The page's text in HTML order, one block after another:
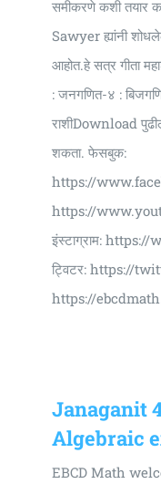
समीकरणे कशी तयार
Sawyer ह्यांनी
आहोत.हे सत्र गीता
: जनगणित-४ :
राशीDownload पुढील
शकता. फेसबुक:
https://
https://
इंस्टाग्राम:
ट्विटर: https://
https://
Janaganit
Algebraic
EBCD Math